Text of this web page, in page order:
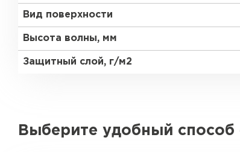
Вид поверхности
Высота волны, мм
Защитный слой, г/м2
Выберите удобный способ